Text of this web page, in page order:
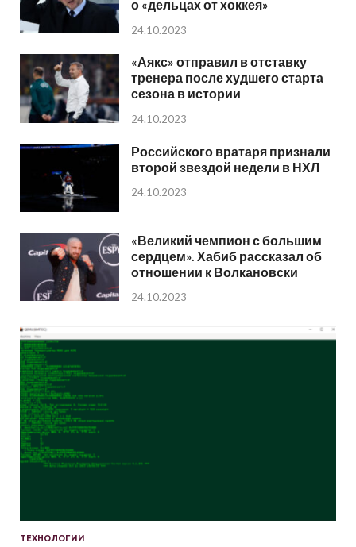
о «дельцах от хоккея»
24.10.2023
«Аякс» отправил в отставку
тренера после худшего старта
сезона в истории
24.10.2023
Российского вратаря признали
второй звездой недели в НХЛ
24.10.2023
«Великий чемпион с большим
сердцем». Хабиб рассказал об
отношении к Волкановски
24.10.2023
ТЕХНОЛОГИИ